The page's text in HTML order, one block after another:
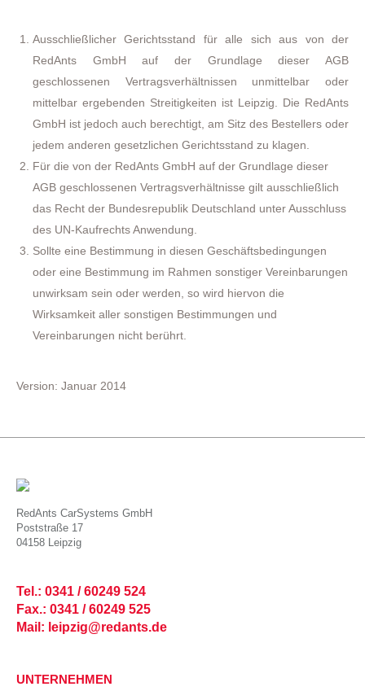
Ausschließlicher Gerichtsstand für alle sich aus von der
RedAnts GmbH auf der Grundlage dieser AGB
geschlossenen Vertragsverhältnissen unmittelbar oder
mittelbar ergebenden Streitigkeiten ist Leipzig. Die RedAnts
GmbH ist jedoch auch berechtigt, am Sitz des Bestellers oder
jedem anderen gesetzlichen Gerichtsstand zu klagen.
Für die von der RedAnts GmbH auf der Grundlage dieser
AGB geschlossenen Vertragsverhältnisse gilt ausschließlich
das Recht der Bundesrepublik Deutschland unter Ausschluss
des UN-Kaufrechts Anwendung.
Sollte eine Bestimmung in diesen Geschäftsbedingungen
oder eine Bestimmung im Rahmen sonstiger Vereinbarungen
unwirksam sein oder werden, so wird hiervon die
Wirksamkeit aller sonstigen Bestimmungen und
Vereinbarungen nicht berührt.
Version: Januar 2014
RedAnts CarSystems GmbH
Poststraße 17
04158 Leipzig
Tel.: 0341 / 60249 524
Fax.: 0341 / 60249 525
Mail: leipzig@redants.de
UNTERNEHMEN